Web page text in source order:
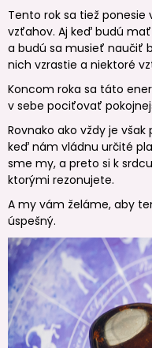
Tento rok sa tiež
vzťahov. Aj keď budú
a budú sa musieť naučiť
nich vzrastie a niektoré
Koncom roka sa táto
v sebe pociťovať
Rovnako ako vždy je
keď nám vládnu určité
sme my, a preto si k
ktorými rezonujete.
A my vám želáme, aby
úspešný.